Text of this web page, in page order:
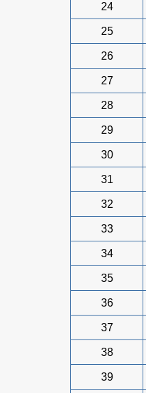
24
25
26
27
28
29
30
31
32
33
34
35
36
37
38
39